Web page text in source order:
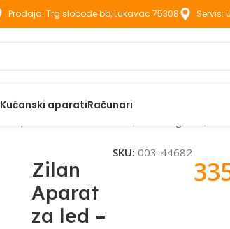
Prodaja: Trg slobode bb, Lukavac 75308 Servis:
Kućanski aparatiRačunari
Zilan
Aparat
za led –
SKU:003-44682